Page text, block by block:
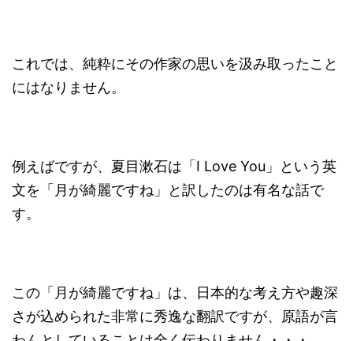
これでは、純粋にその作家の思いを汲み取ったこと
にはなりません。
例えばですが、夏目漱石は「I Love You」という英
文を「月が綺麗ですね」と訳したのは有名な話で
す。
この「月が綺麗ですね」は、日本的な考え方や趣深
さが込められた非常に秀逸な翻訳ですが、原語が言